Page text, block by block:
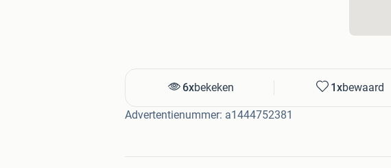
6xbekeken 1xbewaard
Advertentienummer: a1444752381